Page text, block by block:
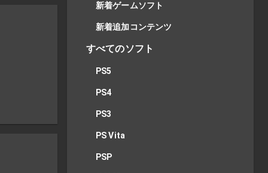
新着ゲームソフト
新着追加コンテンツ
すべてのソフト
PS5
PS4
PS3
PS Vita
PSP